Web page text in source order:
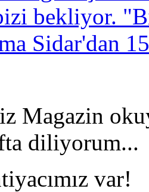
Magazin
diliyorum...
var!